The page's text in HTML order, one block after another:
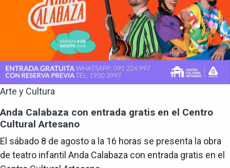
Arte y Cultura
Anda Calabaza con entrada gratis en el Centro
Cultural Artesano
El sábado 8 de agosto a la 16 horas se presenta la obra
de teatro infantil Anda Calabaza con entrada gratis en el